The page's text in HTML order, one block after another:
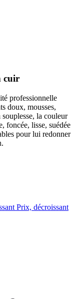
cuir
professionnelle
doux, mousses,
la couleur
foncée, lisse, suédée
pour lui redonner
Prix, décroissant